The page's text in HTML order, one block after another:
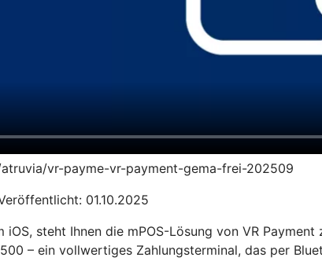
vr-payme-vr-payment-gema-frei-202509
01.10.2025
steht Ihnen die mPOS-Lösung von VR
– ein vollwertiges Zahlungsterminal, das per